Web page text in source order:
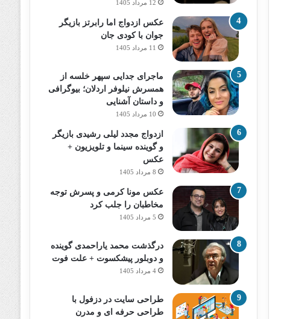
12 مرداد 1405
عکس ازدواج اما رابرتز بازیگر
جوان با کودی جان
11 مرداد 1405
ماجرای جدایی سپهر خلسه از
همسرش نیلوفر اردلان؛ بیوگرافی
و داستان آشنایی
10 مرداد 1405
ازدواج مجدد لیلی رشیدی بازیگر
و گوینده سینما و تلویزیون +
عکس
8 مرداد 1405
عکس مونا کرمی و پسرش توجه
مخاطبان را جلب کرد
5 مرداد 1405
درگذشت محمد یاراحمدی گوینده
و دوبلور پیشکسوت + علت فوت
4 مرداد 1405
طراحی سایت در دزفول با
طراحی حرفه‌ ای و مدرن